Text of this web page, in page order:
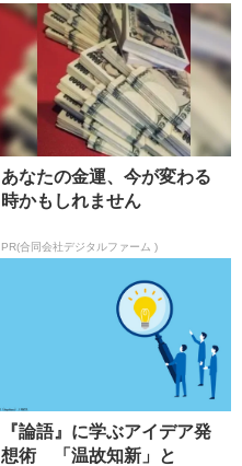
あなたの金運、今が変わる
時かもしれません
PR(合同会社デジタルファーム )
『論語』に学ぶアイデア発
想術 「温故知新」と